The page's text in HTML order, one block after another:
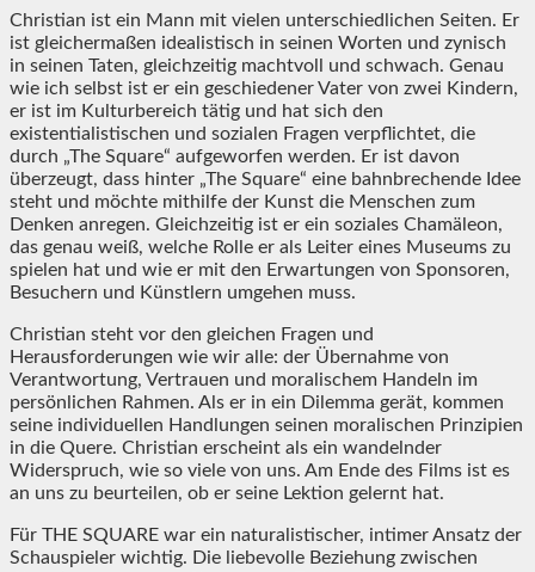
Christian ist ein Mann mit vielen unterschiedlichen Seiten. Er
ist gleichermaßen idealistisch in seinen Worten und zynisch
in seinen Taten, gleichzeitig machtvoll und schwach. Genau
wie ich selbst ist er ein geschiedener Vater von zwei Kindern,
er ist im Kulturbereich tätig und hat sich den
existentialistischen und sozialen Fragen verpflichtet, die
durch „The Square“ aufgeworfen werden. Er ist davon
überzeugt, dass hinter „The Square“ eine bahnbrechende Idee
steht und möchte mithilfe der Kunst die Menschen zum
Denken anregen. Gleichzeitig ist er ein soziales Chamäleon,
das genau weiß, welche Rolle er als Leiter eines Museums zu
spielen hat und wie er mit den Erwartungen von Sponsoren,
Besuchern und Künstlern umgehen muss.
Christian steht vor den gleichen Fragen und
Herausforderungen wie wir alle: der Übernahme von
Verantwortung, Vertrauen und moralischem Handeln im
persönlichen Rahmen. Als er in ein Dilemma gerät, kommen
seine individuellen Handlungen seinen moralischen Prinzipien
in die Quere. Christian erscheint als ein wandelnder
Widerspruch, wie so viele von uns. Am Ende des Films ist es
an uns zu beurteilen, ob er seine Lektion gelernt hat.
Für THE SQUARE war ein naturalistischer, intimer Ansatz der
Schauspieler wichtig. Die liebevolle Beziehung zwischen